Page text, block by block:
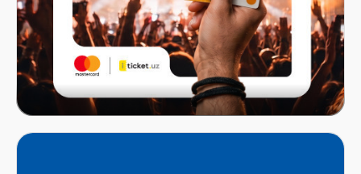
Mastercard x ITICKET.UZ